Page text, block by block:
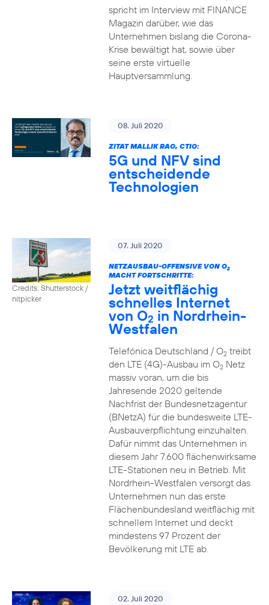
spricht im Interview mit FINANCE
Magazin darüber, wie das
Unternehmen bislang die Corona-
Krise bewältigt hat, sowie über
seine erste virtuelle
Hauptversammlung.
08. Juli 2020
ZITAT MALLIK RAO, CTIO:
5G und NFV sind
entscheidende
Technologien
Credits: Shutterstock /
nitpicker
07. Juli 2020
NETZAUSBAU-OFFENSIVE VON O2
MACHT FORTSCHRITTE:
Jetzt weitflächig
schnelles Internet
von O2 in Nordrhein-
Westfalen
Telefónica Deutschland / O2treibt
den LTE (4G)-Ausbau im O2Netz
massiv voran, um die bis
Jahresende 2020 geltende
Nachfrist der Bundesnetzagentur
(BNetzA) für die bundesweite LTE-
Ausbauverpflichtung einzuhalten.
Dafür nimmt das Unternehmen in
diesem Jahr 7.600 flächenwirksame
LTE-Stationen neu in Betrieb. Mit
Nordrhein-Westfalen versorgt das
Unternehmen nun das erste
Flächenbundesland weitflächig mit
schnellem Internet und deckt
mindestens 97 Prozent der
Bevölkerung mit LTE ab.
02. Juli 2020